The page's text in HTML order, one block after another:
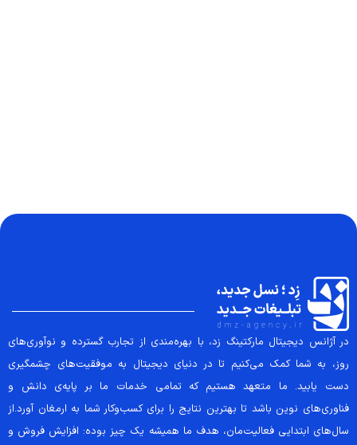
در آژانس دیجیتال مارکتینگ زد، با بهره‌مندی از تجارب گسترده و نوآوری‌های
روز، به شما کمک می‌کنیم تا در دنیای دیجیتال به موفقیت‌های چشمگیری
دست یابید. ما متعهد هستیم که تمامی خدمات ما بر پایه‌ی دانش و
فناوری‌های نوین باشد تا بهترین نتایج را برای کسب‌وکار شما به ارمغان آورد.از
سال‌های ابتدایی فعالیت‌مان، هدف ما همیشه یک چیز بوده: افزایش فروش و